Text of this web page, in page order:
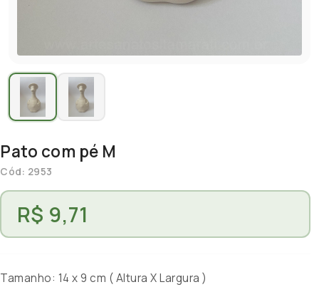
Pato com pé M
Cód: 2953
R$ 9,71
Tamanho: 14 x 9 cm ( Altura X Largura )